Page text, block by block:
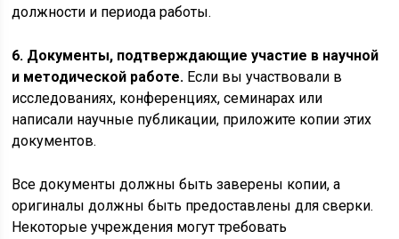
должности и периода работы.
6. Документы, подтверждающие участие в научной
и методической работе. Если вы участвовали в
исследованиях, конференциях, семинарах или
написали научные публикации, приложите копии этих
документов.
Все документы должны быть заверены копии, а
оригиналы должны быть предоставлены для сверки.
Некоторые учреждения могут требовать